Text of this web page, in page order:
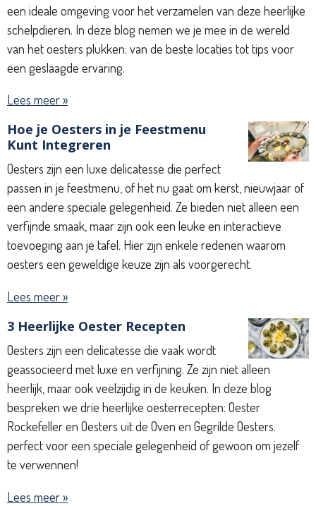
een ideale omgeving voor het verzamelen van deze heerlijke
schelpdieren. In deze blog nemen we je mee in de wereld
van het oesters plukken: van de beste locaties tot tips voor
een geslaagde ervaring.
Lees meer »
Hoe je Oesters in je Feestmenu
Kunt Integreren
Oesters zijn een luxe delicatesse die perfect
passen in je feestmenu, of het nu gaat om kerst, nieuwjaar of
een andere speciale gelegenheid. Ze bieden niet alleen een
verfijnde smaak, maar zijn ook een leuke en interactieve
toevoeging aan je tafel. Hier zijn enkele redenen waarom
oesters een geweldige keuze zijn als voorgerecht.
Lees meer »
3 Heerlijke Oester Recepten
Oesters zijn een delicatesse die vaak wordt
geassocieerd met luxe en verfijning. Ze zijn niet alleen
heerlijk, maar ook veelzijdig in de keuken. In deze blog
bespreken we drie heerlijke oesterrecepten: Oester
Rockefeller en Oesters uit de Oven en Gegrilde Oesters.
perfect voor een speciale gelegenheid of gewoon om jezelf
te verwennen!
Lees meer »